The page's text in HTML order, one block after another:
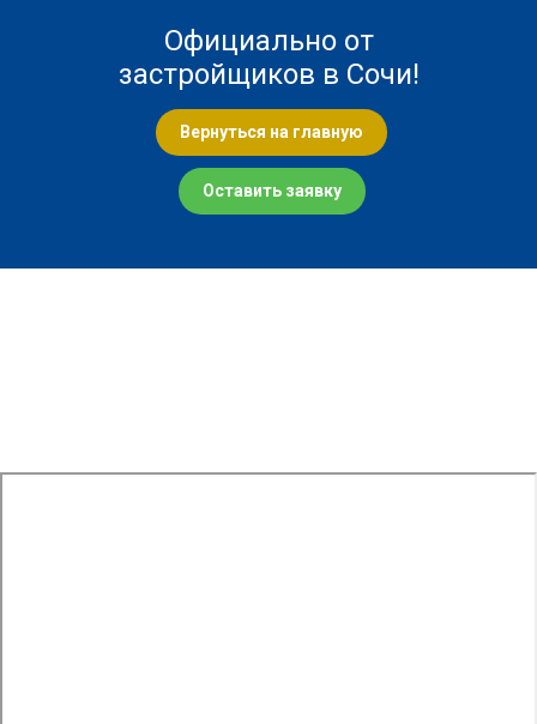
Официально от
застройщиков в Сочи!
Вернуться на главную
Оставить заявку